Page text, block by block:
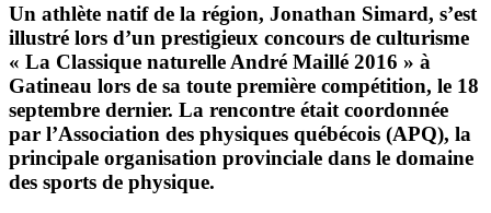
Un athlète natif de la région, Jonathan Simard, s’est
illustré lors d’un prestigieux concours de culturisme
« La Classique naturelle André Maillé 2016 » à
Gatineau lors de sa toute première compétition, le 18
septembre dernier. La rencontre était coordonnée
par l’Association des physiques québécois (APQ), la
principale organisation provinciale dans le domaine
des sports de physique.